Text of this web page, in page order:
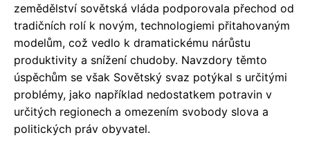
zemědělství sovětská vláda podporovala přechod od
tradičních rolí k novým, technologiemi přitahovaným
modelům, což vedlo k dramatickému nárůstu
produktivity a snížení chudoby. Navzdory těmto
úspěchům se však Sovětský svaz potýkal s určitými
problémy, jako například nedostatkem potravin v
určitých regionech a omezením svobody slova a
politických práv obyvatel.